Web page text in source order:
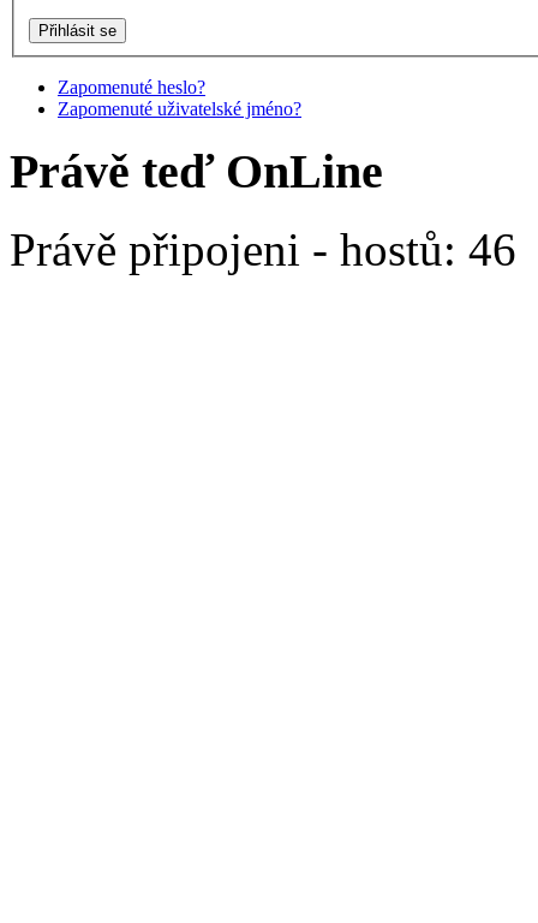
Zapomenuté heslo?
Zapomenuté uživatelské jméno?
Právě teď OnLine
Právě připojeni - hostů: 46